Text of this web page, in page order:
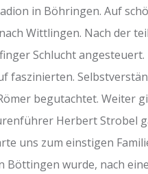
in Böhringen. Auf
Wittlingen. Nach der
Schlucht
faszinierten.
begutachtet. Weiter
Herbert Strobel
uns zum einstigen
Böttingen wurde, nach